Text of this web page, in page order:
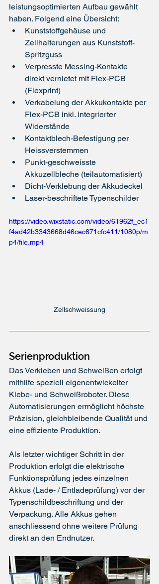
leistungsoptimierten Aufbau gewählt
haben. Folgend eine Übersicht:
Kunststoffgehäuse und
Zellhalterungen aus Kunststoff-
Spritzguss
Verpresste Messing-Kontakte
direkt vernietet mit Flex-PCB
(Flexprint)
Verkabelung der Akkukontakte per
Flex-PCB inkl. integrierter
Widerstände
Kontaktblech-Befestigung per
Heissverstemmen
Punkt-geschweisste
Akkuzellbleche (teilautomatisiert)
Dicht-Verklebung der Akkudeckel
Laser-beschriftete Typenschilder
https://video.wixstatic.com/video/61962f_ec1
f4ad42b3343668d46cec671cfc411/1080p/m
p4/file.mp4
Zellschweissung
Serienproduktion
Das Verkleben und Schweißen erfolgt
mithilfe speziell eigenentwickelter
Klebe- und Schweißroboter. Diese
Automatisierungen ermöglicht höchste
Präzision, gleichbleibende Qualität und
eine effiziente Produktion.
Als letzter wichtiger Schritt in der
Produktion erfolgt die elektrische
Funktionsprüfung jedes einzelnen
Akkus (Lade- / Entladeprüfung) vor der
Typenschildbeschriftung und der
Verpackung. Alle Akkus gehen
anschliessend ohne weitere Prüfung
direkt an den Endnutzer.